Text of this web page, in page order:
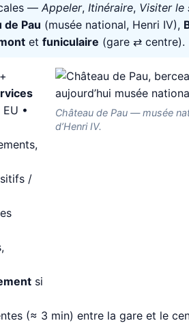
— Appeler, Itinéraire, Visiter le
de Pau (musée national, Henri IV),
et funiculaire (gare ⇄ centre).
EU •
/
si
Château de Pau — musée
d’Henri IV.
(≈ 3 min) entre la gare et le